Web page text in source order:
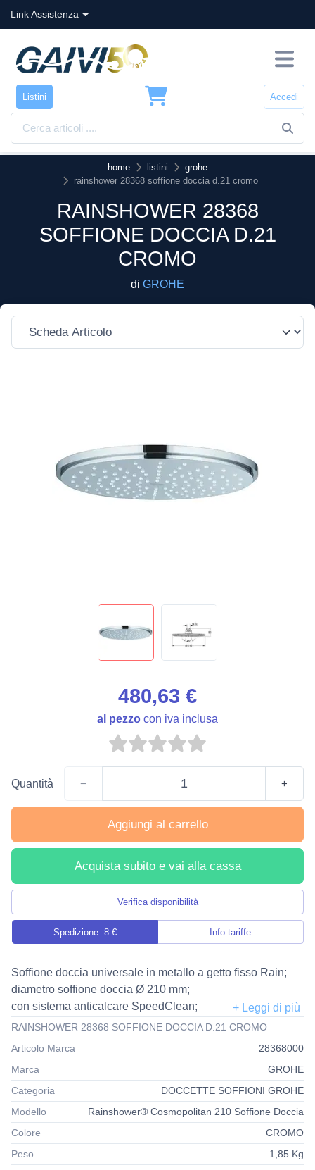
Link Assistenza
Listini Accedi
home listini
grohe
rainshower 28368 soffione doccia d.21 cromo
RAINSHOWER 28368
SOFFIONE DOCCIA D.21
CROMO
di GROHE
480,63 €
al pezzo con iva inclusa
Quantità − +
Aggiungi al carrello
Acquista subito e vai alla cassa
Verifica disponibilità
Spedizione: 8 € Info tariffe
Soffione doccia universale in metallo a getto fisso Rain;
diametro soffione doccia Ø 210 mm;
con sistema anticalcare SpeedClean;
raccordo a sfera con angolo di inclinazione del soffione
orientabile 20° + - 20°.
RAINSHOWER 28368 SOFFIONE DOCCIA D.21 CROMO
Articolo Marca
28368000
Marca
GROHE
Categoria
DOCCETTE SOFFIONI GROHE
Modello
Rainshower® Cosmopolitan 210 Soffione Doccia
Colore
CROMO
Peso
1,85 Kg